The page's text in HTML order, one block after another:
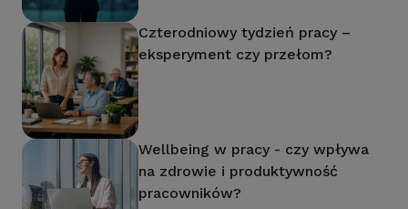
Czterodniowy tydzień pracy –
eksperyment czy przełom?
Wellbeing w pracy - czy wpływa
na zdrowie i produktywność
pracowników?